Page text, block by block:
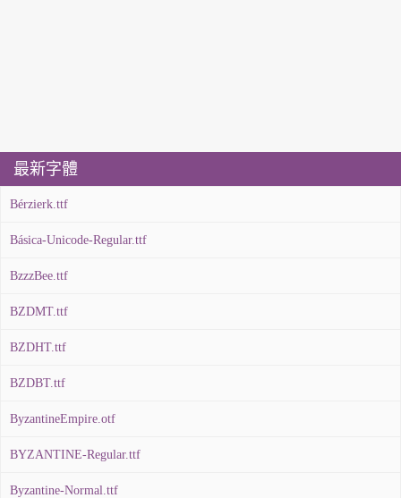
最新字體
Bérzierk.ttf
Básica-Unicode-Regular.ttf
BzzzBee.ttf
BZDMT.ttf
BZDHT.ttf
BZDBT.ttf
ByzantineEmpire.otf
BYZANTINE-Regular.ttf
Byzantine-Normal.ttf